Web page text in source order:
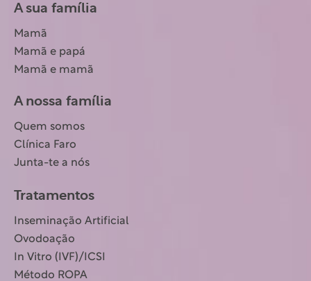
A sua família
Mamã
Mamã e papá
Mamã e mamã
A nossa família
Quem somos
Clínica Faro
Junta-te a nós
Tratamentos
Inseminação Artificial
Ovodoação
In Vitro (IVF)/ICSI
Método ROPA